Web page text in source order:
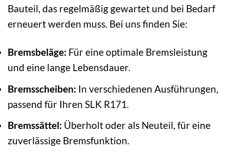
Bauteil, das regelmäßig gewartet und bei Bedarf
erneuert werden muss. Bei uns finden Sie:
Bremsbeläge: Für eine optimale Bremsleistung
und eine lange Lebensdauer.
Bremsscheiben: In verschiedenen Ausführungen,
passend für Ihren SLK R171.
Bremssättel: Überholt oder als Neuteil, für eine
zuverlässige Bremsfunktion.